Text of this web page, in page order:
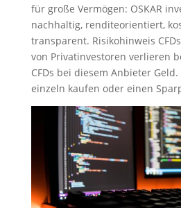
für große Vermögen: OSKAR
nachhaltig, renditeorientiert,
transparent. Risikohinweis
von Privatinvestoren verlieren
CFDs bei diesem Anbieter Geld.
einzeln kaufen oder einen